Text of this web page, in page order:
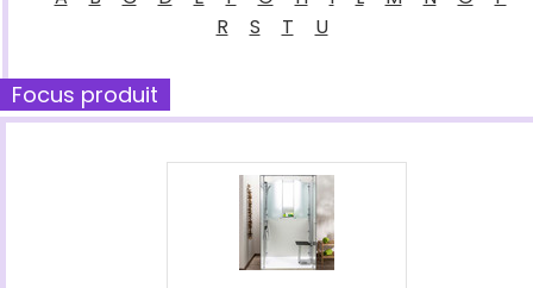
R
S T U
Focus produit